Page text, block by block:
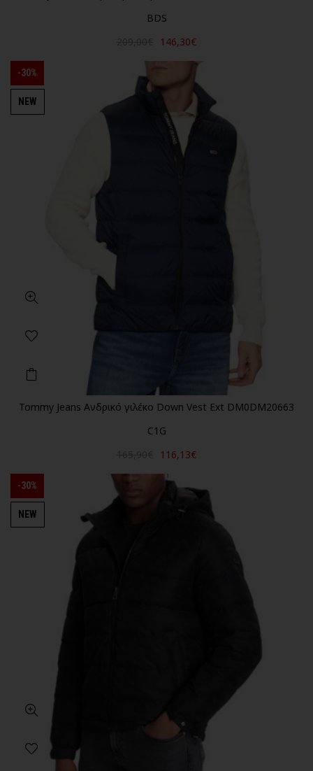
BDS
146,30€
-30%
NEW
Tommy Jeans Ανδρικό γιλέκο Down Vest Ext DM0DM20663
C1G
116,13€
-30%
NEW